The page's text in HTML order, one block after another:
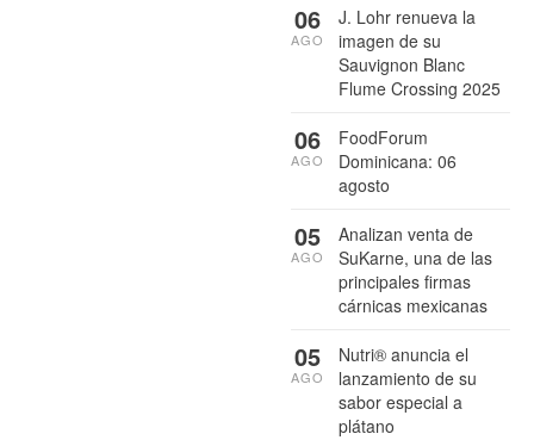
J. Lohr renueva la
imagen de su
Sauvignon Blanc
Flume Crossing 2025
06
AGO
FoodForum
Dominicana: 06
agosto
06
AGO
Analizan venta de
SuKarne, una de las
principales firmas
cárnicas mexicanas
05
AGO
Nutri® anuncia el
lanzamiento de su
sabor especial a
plátano
05
AGO